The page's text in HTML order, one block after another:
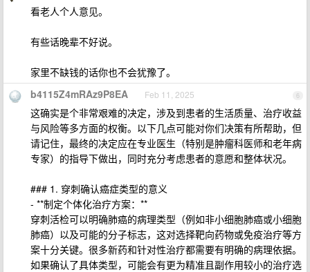
看老人个人意见。
有些话晚辈不好说。
家里不缺钱的话你也不会犹豫了。
6
b4115Z4mRAz9P8EA Feb 11, 2025
这确实是个非常艰难的决定，涉及到患者的生活质量、治疗收益
与风险等多方面的权衡。以下几点可能对你们决策有所帮助，但
请记住，最终的决定应在专业医生（特别是肿瘤科医师和老年病
专家）的指导下做出，同时充分考虑患者的意愿和整体状况。
### 1. 穿刺确认癌症类型的意义
- **制定个体化治疗方案：**
穿刺活检可以明确肺癌的病理类型（例如非小细胞肺癌或小细胞
肺癌）以及可能的分子标志，这对选择靶向药物或免疫治疗等方
案十分关键。很多新药和针对性治疗都需要有明确的病理依据。
如果确认了具体类型，可能会有更为精准且副作用较小的治疗选